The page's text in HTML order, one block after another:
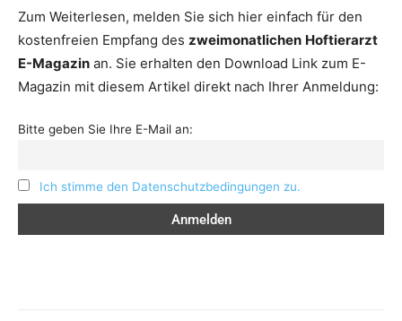
Zum Weiterlesen, melden Sie sich hier einfach für den
kostenfreien Empfang des zweimonatlichen Hoftierarzt
E-Magazin an. Sie erhalten den Download Link zum E-
Magazin mit diesem Artikel direkt nach Ihrer Anmeldung:
Bitte geben Sie Ihre E-Mail an:
Ich stimme den Datenschutzbedingungen zu.